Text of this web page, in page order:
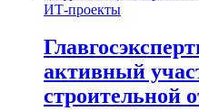
ИТ-проекты
активный
строительной